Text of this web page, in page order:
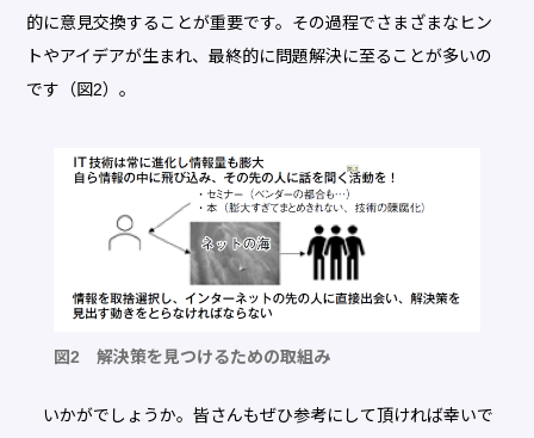
的に意見交換することが重要です。その過程でさまざまなヒン
トやアイデアが生まれ、最終的に問題解決に至ることが多いの
です（図2）。
図2 解決策を見つけるための取組み
いかがでしょうか。皆さんもぜひ参考にして頂ければ幸いで